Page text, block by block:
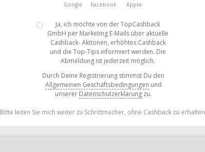
Google Facebook Apple
Ja, ich möchte von der TopCashback
GmbH per Marketing E-Mails über aktuelle
Cashback- Aktionen, erhöhtes Cashback
und die Top-Tips informiert werden. Die
Abmeldung ist jederzeit möglich.
Durch Deine Registrierung stimmst Du den
Allgemeinen Geschäftsbedingungen und
unserer Datenschutzerklärung zu.
Bitte leiten Sie mich weiter zu Schrittmacher, ohne Cashback zu